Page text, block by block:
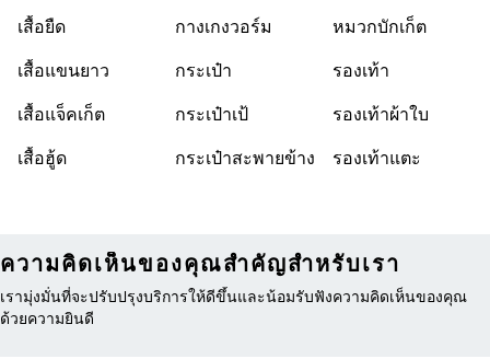
เสื้อยืด
เสื้อแขนยาว
เสื้อแจ็คเก็ต
เสื้อฮู้ด
กางเกงวอร์ม
กระเป๋า
กระเป๋าเป้
กระเป๋าสะพายข้าง
หมวกบักเก็ต
รองเท้า
รองเท้าผ้าใบ
รองเท้าแตะ
ความคิดเห็นของคุณสำคัญสำหรับเรา
เรามุ่งมั่นที่จะปรับปรุงบริการให้ดีขึ้นและน้อมรับฟังความคิดเห็นของคุณ
ด้วยความยินดี